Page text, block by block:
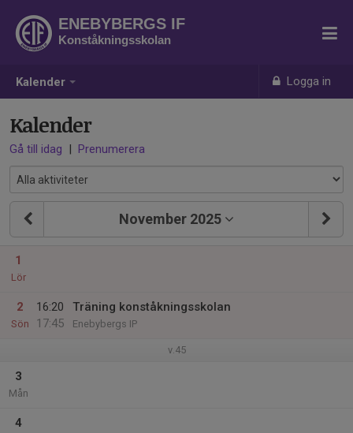
Kalender Logga in
ENEBYBERGS IF
Konståkningsskolan
Kalender
Gå till idag | Prenumerera
November 2025
1
Lör
2
Sön
16:20
17:45
Träning konståkningsskolan
Enebybergs IP
v.45
3
Mån
4